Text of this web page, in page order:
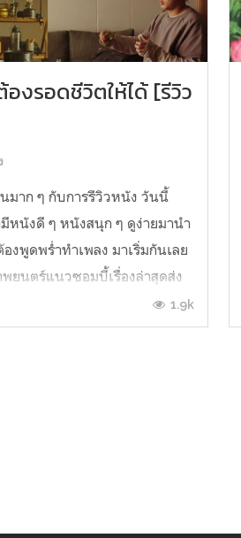
งรอดชีวิตให้ได้ [รีวิว
มาก ๆ กับการรีวิวหนัง วันนี้
หนังดี ๆ หนังสนุก ๆ ดูง่ายมานำ
องพูดพร่ำทําเพลง มาเริ่มกันเลย
พยนตร์แนวซอมบี้เรื่องล่าสุดส่ง
พล็อตเรื่องง่าย ๆ มีความ New
วยเรื่องราวของ ชาย-หญิง
1.9k